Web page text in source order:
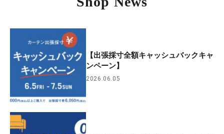
【出張採寸全額キャッシュバックキャ
ンペーン】
2026.06.05